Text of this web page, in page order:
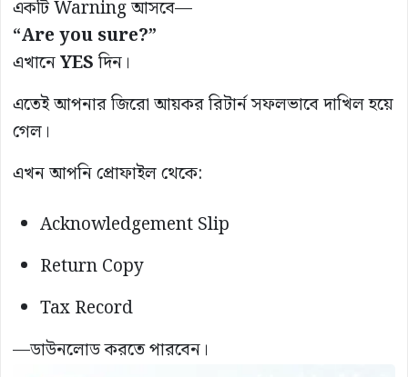
একটি Warning আসবে—
“Are you sure?”
এখানেYESদিন।
এতেই আপনার জিরো আয়কর রিটার্ন সফলভাবে দাখিল হয়ে
গেল।
এখন আপনি প্রোফাইল থেকে:
Acknowledgement Slip
Return Copy
Tax Record
—ডাউনলোড করতে পারবেন।